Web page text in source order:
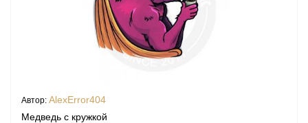
Автор: AlexError404
Медведь с кружкой